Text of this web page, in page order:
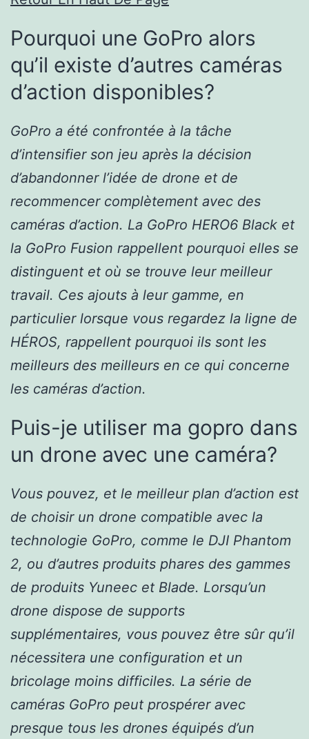
Pourquoi une GoPro alors
qu’il existe d’autres caméras
d’action disponibles?
GoPro a été confrontée à la tâche
d’intensifier son jeu après la décision
d’abandonner l’idée de drone et de
recommencer complètement avec des
caméras d’action. La GoPro HERO6 Black et
la GoPro Fusion rappellent pourquoi elles se
distinguent et où se trouve leur meilleur
travail. Ces ajouts à leur gamme, en
particulier lorsque vous regardez la ligne de
HÉROS, rappellent pourquoi ils sont les
meilleurs des meilleurs en ce qui concerne
les caméras d’action.
Puis-je utiliser ma gopro dans
un drone avec une caméra?
Vous pouvez, et le meilleur plan d’action est
de choisir un drone compatible avec la
technologie GoPro, comme le DJI Phantom
2, ou d’autres produits phares des gammes
de produits Yuneec et Blade. Lorsqu’un
drone dispose de supports
supplémentaires, vous pouvez être sûr qu’il
nécessitera une configuration et un
bricolage moins difficiles. La série de
caméras GoPro peut prospérer avec
presque tous les drones équipés d’un